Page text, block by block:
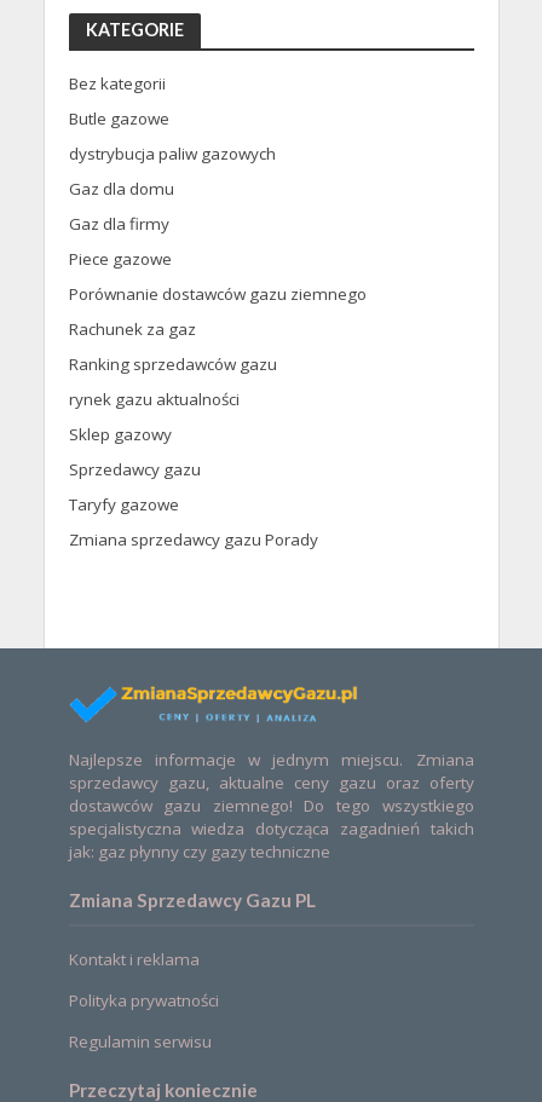
KATEGORIE
Bez kategorii
Butle gazowe
dystrybucja paliw gazowych
Gaz dla domu
Gaz dla firmy
Piece gazowe
Porównanie dostawców gazu ziemnego
Rachunek za gaz
Ranking sprzedawców gazu
rynek gazu aktualności
Sklep gazowy
Sprzedawcy gazu
Taryfy gazowe
Zmiana sprzedawcy gazu Porady
Najlepsze informacje w jednym miejscu. Zmiana
sprzedawcy gazu, aktualne ceny gazu oraz oferty
dostawców gazu ziemnego! Do tego wszystkiego
specjalistyczna wiedza dotycząca zagadnień takich
jak: gaz płynny czy gazy techniczne
Zmiana Sprzedawcy Gazu PL
Kontakt i reklama
Polityka prywatności
Regulamin serwisu
Przeczytaj koniecznie